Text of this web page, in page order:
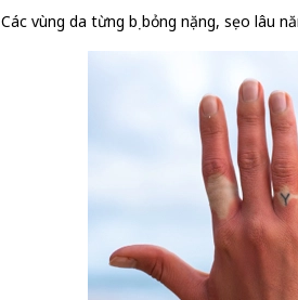
Các vùng da từng bị bỏng nặng, sẹo lâu